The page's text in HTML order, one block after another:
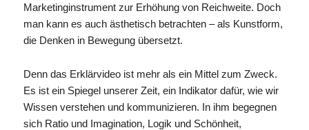
Marketinginstrument zur Erhöhung von Reichweite. Doch
man kann es auch ästhetisch betrachten – als Kunstform,
die Denken in Bewegung übersetzt.
Denn das Erklärvideo ist mehr als ein Mittel zum Zweck.
Es ist ein Spiegel unserer Zeit, ein Indikator dafür, wie wir
Wissen verstehen und kommunizieren. In ihm begegnen
sich Ratio und Imagination, Logik und Schönheit,